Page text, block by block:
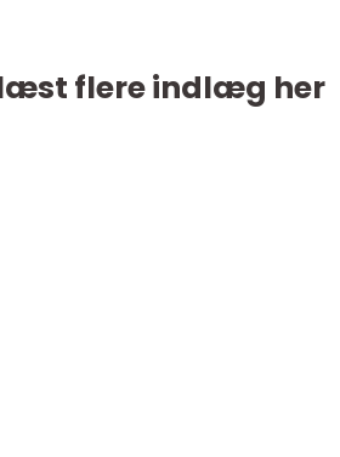
flere indlæg her